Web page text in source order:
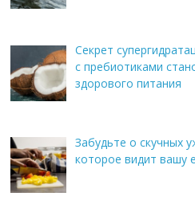
Секрет
с пребиотиками
здорового питания
Забудьте о скучных
которое видит вашу